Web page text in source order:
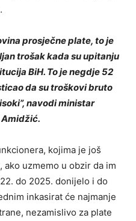
prosječne plate, to je
trošak kada su upitanju
BiH. To je negdje 52
da su troškovi bruto
navodi ministar
Amidžić.
kojima je još
uzmemo u obzir da im
do 2025. donijelo i do
inkasirat će najmanje
nezamislivo za plate